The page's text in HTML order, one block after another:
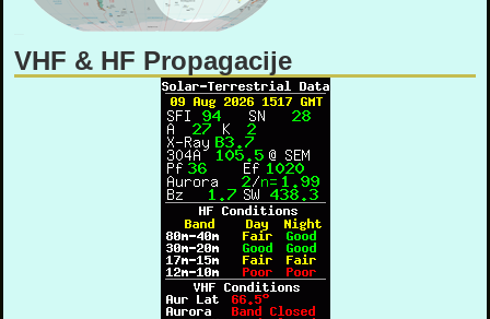
VHF & HF Propagacije